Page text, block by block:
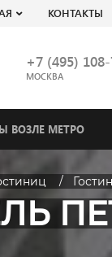
КОНТАКТЫ
+7 (495)
МОСКВА
ВОЗЛЕ МЕТРО